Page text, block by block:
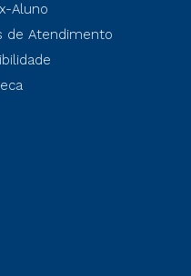
Aluno
de Atendimento